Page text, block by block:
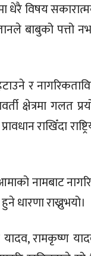
धेरै विषय
बाबुको पत्तो
र
क्षेत्रमा गलत
राखिँदा
नामबाट
धारणा राख्नुभयो।
रामकृष्ण